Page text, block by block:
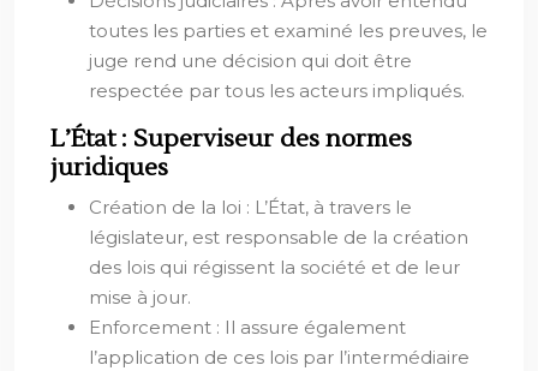
toutes les parties et examiné les preuves, le
juge rend une décision qui doit être
respectée par tous les acteurs impliqués.
L’État : Superviseur des normes
juridiques
Création de la loi : L’État, à travers le
législateur, est responsable de la création
des lois qui régissent la société et de leur
mise à jour.
Enforcement : Il assure également
l’application de ces lois par l’intermédiaire